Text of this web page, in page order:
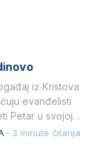
iz Kristova
evanđelisti
Petar u svojoj
· 3 minute čitanja